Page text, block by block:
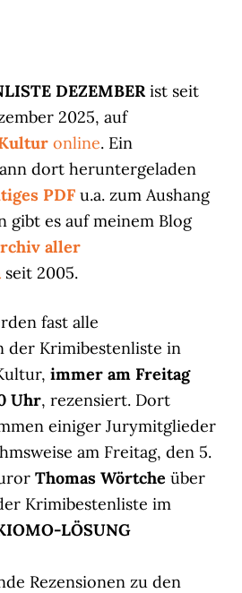
DEZEMBERist seit
2025, auf
online. Ein
dort heruntergeladen
PDF u.a. zum Aushang
gibt es auf meinem Blog
aller
seit 2005.
fast alle
der Krimibestenliste in
immer am Freitag
Uhr, rezensiert. Dort
einiger Jurymitglieder
am Freitag, den 5.
Thomas Wörtcheüber
Krimibestenliste im
LÖSUNG
Rezensionen zu den